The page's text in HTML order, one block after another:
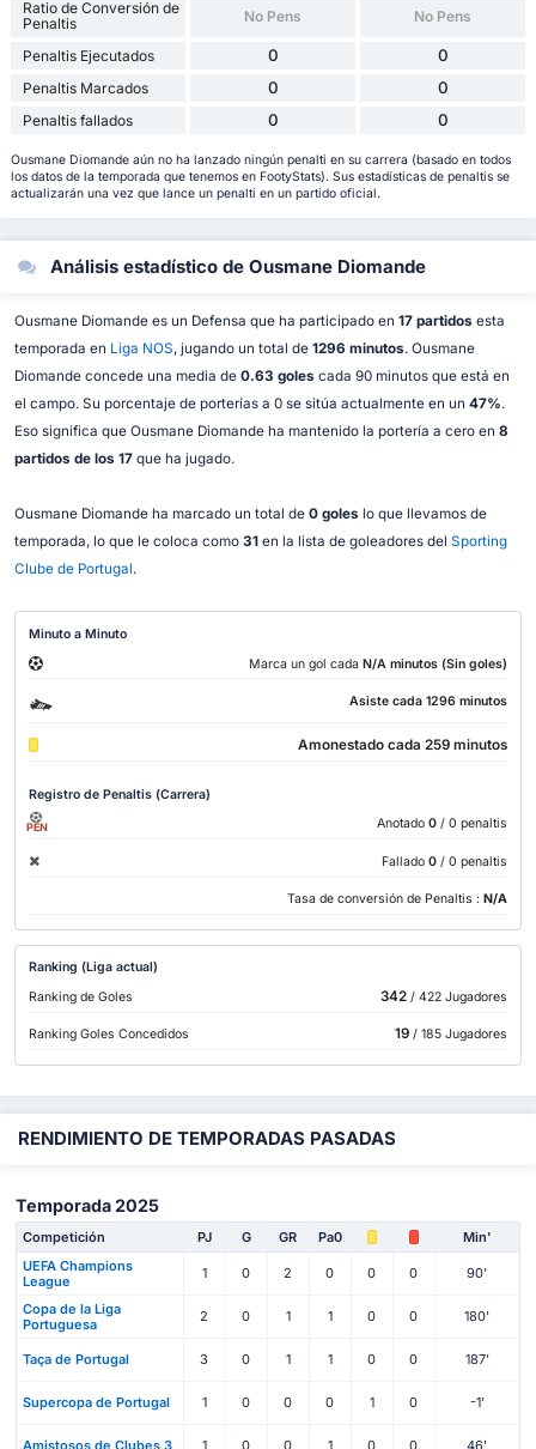
Ratio de Conversión de
Penaltis
No Pens No Pens
Penaltis Ejecutados 0 0
Penaltis Marcados 0 0
Penaltis fallados 0 0
Ousmane Diomande aún no ha lanzado ningún penalti en su carrera (basado en todos
los datos de la temporada que tenemos en FootyStats). Sus estadísticas de penaltis se
actualizarán una vez que lance un penalti en un partido oficial.
Análisis estadístico de Ousmane Diomande
Ousmane Diomande es un Defensa que ha participado en 17 partidos esta
temporada en Liga NOS, jugando un total de 1296 minutos. Ousmane
Diomande concede una media de 0.63 goles cada 90 minutos que está en
el campo. Su porcentaje de porterías a 0 se sitúa actualmente en un 47%.
Eso significa que Ousmane Diomande ha mantenido la portería a cero en 8
partidos de los 17que ha jugado.
Ousmane Diomande ha marcado un total de 0 goles lo que llevamos de
temporada, lo que le coloca como 31en la lista de goleadores del Sporting
Clube de Portugal.
Minuto a Minuto
Marca un gol cada N/A minutos (Sin goles)
Asiste cada 1296 minutos
Amonestado cada 259 minutos
Registro de Penaltis (Carrera)
PEN Anotado 0 / 0 penaltis
Fallado 0 / 0 penaltis
Tasa de conversión de Penaltis : N/A
Ranking (Liga actual)
Ranking de Goles
342/ 422 Jugadores
Ranking Goles Concedidos 19/ 185 Jugadores
RENDIMIENTO DE TEMPORADAS PASADAS
Temporada 2025
Competición PJ G GR Pa0
Min'
UEFA Champions
League
1 0 2 0 0 0 90'
Copa de la Liga
Portuguesa
2 0 1 1 0 0 180'
Taça de Portugal 3 0 1 1 0 0 187'
Supercopa de Portugal 1 0 0 0 1 0 -1'
Amistosos de Clubes 3 1 0 0 1 0 0 46'